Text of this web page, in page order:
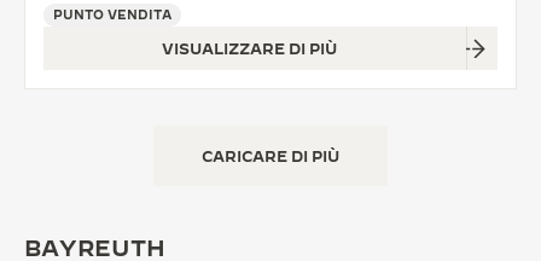
PUNTO VENDITA
VISUALIZZARE DI PIÙ
CARICARE DI PIÙ
BAYREUTH